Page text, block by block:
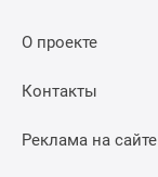
О проекте
Контакты
Реклама на сайте